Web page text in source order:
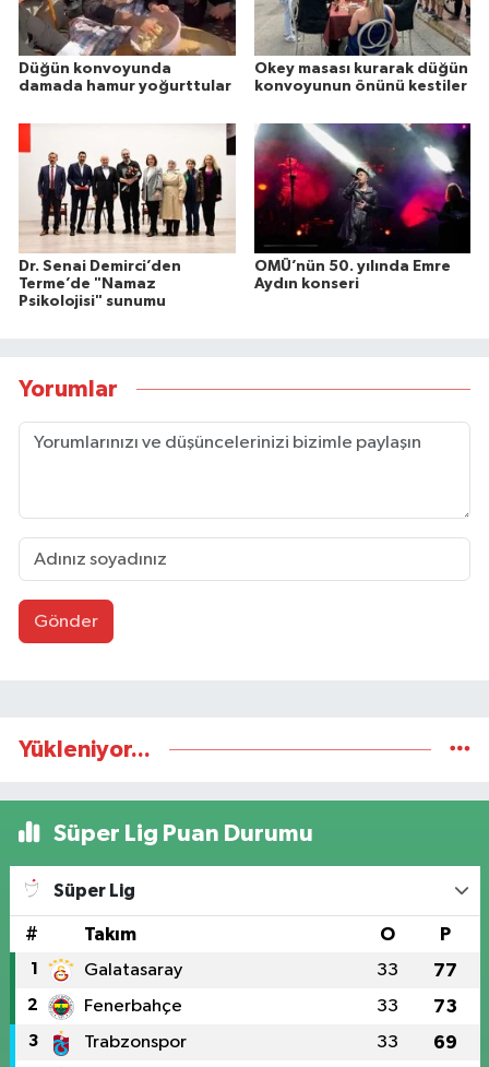
Düğün konvoyunda
damada hamur yoğurttular
Okey masası kurarak düğün
konvoyunun önünü kestiler
Dr. Senai Demirci’den
Terme’de "Namaz
Psikolojisi" sunumu
OMÜ’nün 50. yılında Emre
Aydın konseri
Yorumlar
Gönder
Yükleniyor...
Süper Lig Puan Durumu
Süper Lig
# Takım O P
1 Galatasaray 33 77
2 Fenerbahçe 33 73
3 Trabzonspor 33 69